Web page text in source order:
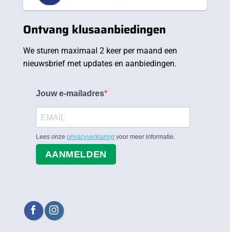
Ontvang klusaanbiedingen
We sturen maximaal 2 keer per maand een
nieuwsbrief met updates en aanbiedingen.
Jouw e-mailadres
Lees onze privacyverklaring voor meer informatie.
AANMELDEN